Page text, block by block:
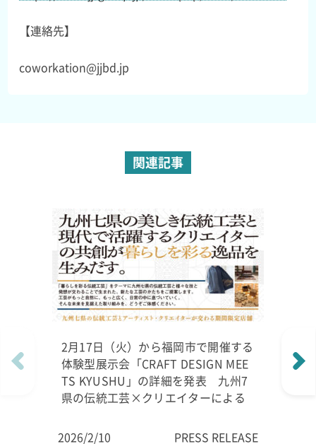
【連絡先】
coworkation@jjbd.jp
関連記事
2月17日（火）から福岡市で開催する
体験型展示会「CRAFT DESIGN MEE
TS KYUSHU」の詳細を発表 九州7
県の伝統工芸×クリエイターによる
2026/2/10
PRESS RELEASE